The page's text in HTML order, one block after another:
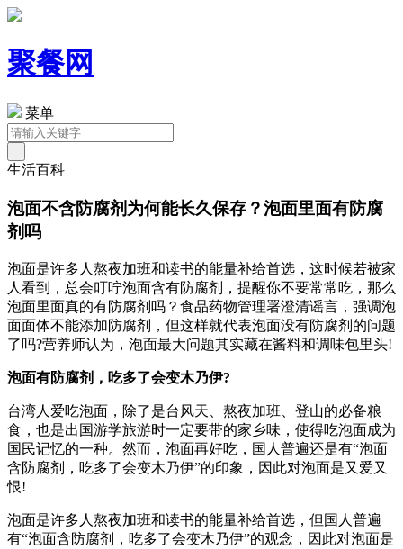
聚餐网
菜单
生活百科
泡面不含防腐剂为何能长久保存？泡面里面有防腐
剂吗
泡面是许多人熬夜加班和读书的能量补给首选，这时候若被家
人看到，总会叮咛泡面含有防腐剂，提醒你不要常常吃，那么
泡面里面真的有防腐剂吗？食品药物管理署澄清谣言，强调泡
面面体不能添加防腐剂，但这样就代表泡面没有防腐剂的问题
了吗?营养师认为，泡面最大问题其实藏在酱料和调味包里头!
泡面有防腐剂，吃多了会变木乃伊?
台湾人爱吃泡面，除了是台风天、熬夜加班、登山的必备粮
食，也是出国游学旅游时一定要带的家乡味，使得吃泡面成为
国民记忆的一种。然而，泡面再好吃，国人普遍还是有“泡面
含防腐剂，吃多了会变木乃伊”的印象，因此对泡面是又爱又
恨!
泡面是许多人熬夜加班和读书的能量补给首选，但国人普遍
有“泡面含防腐剂，吃多了会变木乃伊”的观念，因此对泡面是